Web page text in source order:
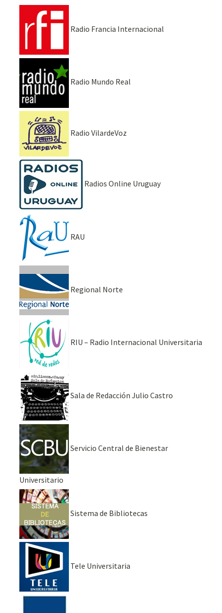
Radio Francia Internacional
Radio Mundo Real
Radio VilardeVoz
Radios Online Uruguay
RAU
Regional Norte
RIU – Radio Internacional Universitaria
Sala de Redacción Julio Castro
Servicio Central de Bienestar
Universitario
Sistema de Bibliotecas
Tele Universitaria